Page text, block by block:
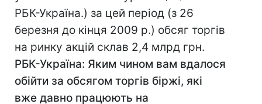
РБК-Україна.) за цей період (з 26
березня до кінця 2009 р.) обсяг торгів
на ринку акцій склав 2,4 млрд грн.
РБК-Україна: Яким чином вам вдалося
обійти за обсягом торгів біржі, які
вже давно працюють на